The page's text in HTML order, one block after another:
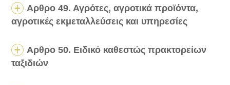
Αρθρο 49. Αγρότες, αγροτικά προϊόντα,
αγροτικές εκμεταλλεύσεις και υπηρεσίες
Αρθρο 50. Ειδικό καθεστώς πρακτορείων
ταξιδιών